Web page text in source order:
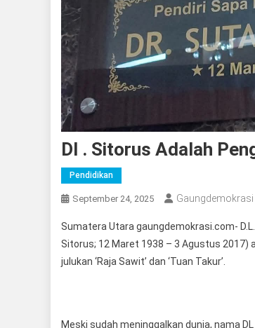
Dl . Sitorus Adalah
Pendidikan
September 24, 2025 Gaungdemokrasi
Sumatera Utara gaungdemokrasi.com-
Sitorus; 12 Maret 1938 – 3 Agustus 2017)
julukan ‘Raja Sawit’ dan ‘Tuan Takur’.
Meski sudah meninggalkan dunia, nama